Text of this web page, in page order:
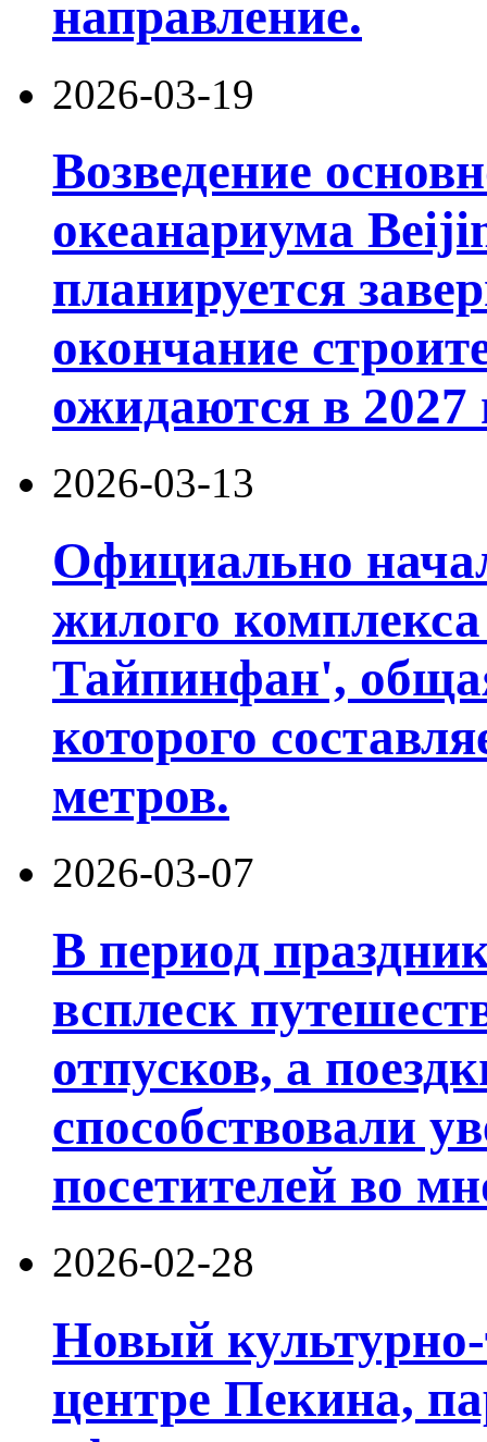
направление.
2026-03-19
Возведение
океанариума
планируется
окончание
ожидаются в 2027
2026-03-13
Официально
жилого
Тайпинфан',
которого
метров.
2026-03-07
В период
всплеск
отпусков, а
способствовали
посетителей во
2026-02-28
Новый
центре Пекина,